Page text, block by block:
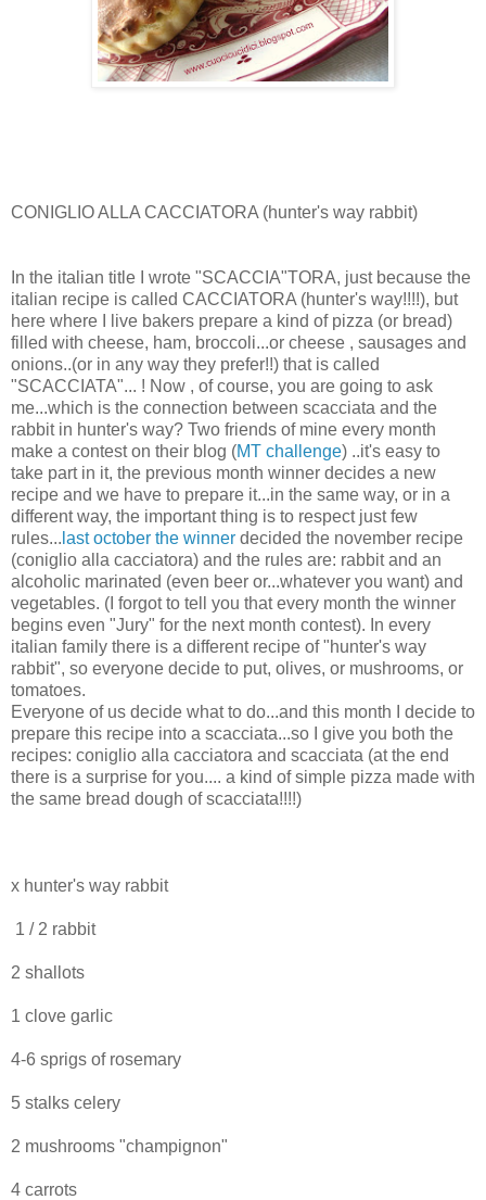
CONIGLIO ALLA CACCIATORA (hunter's way rabbit)
In the italian title I wrote "SCACCIA"TORA, just because the
italian recipe is called CACCIATORA (hunter's way!!!!), but
here where I live bakers prepare a kind of pizza (or bread)
filled with cheese, ham, broccoli...or cheese , sausages and
onions..(or in any way they prefer!!) that is called
"SCACCIATA"... ! Now , of course, you are going to ask
me...which is the connection between scacciata and the
rabbit in hunter's way? Two friends of mine every month
make a contest on their blog (MT challenge) ..it's easy to
take part in it, the previous month winner decides a new
recipe and we have to prepare it...in the same way, or in a
different way, the important thing is to respect just few
rules... last october the winner decided the november recipe
(coniglio alla cacciatora) and the rules are: rabbit and an
alcoholic marinated (even beer or...whatever you want) and
vegetables. (I forgot to tell you that every month the winner
begins even "Jury" for the next month contest). In every
italian family there is a different recipe of "hunter's way
rabbit", so everyone decide to put, olives, or mushrooms, or
tomatoes.
Everyone of us decide what to do...and this month I decide to
prepare this recipe into a scacciata...so I give you both the
recipes: coniglio alla cacciatora and scacciata (at the end
there is a surprise for you.... a kind of simple pizza made with
the same bread dough of scacciata!!!!)
x hunter's way rabbit
1 / 2 rabbit
2 shallots
1 clove garlic
4-6 sprigs of rosemary
5 stalks celery
2 mushrooms "champignon"
4 carrots